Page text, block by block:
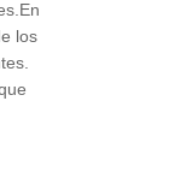
los